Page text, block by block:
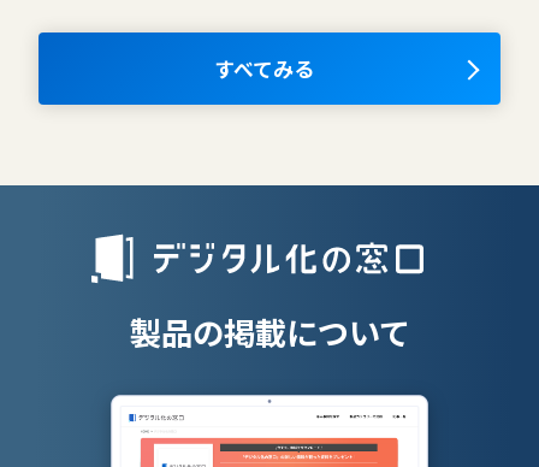
ナレッジマネジメントツール
OKRツール
授業支援シス
すべてみる
製品の掲載について